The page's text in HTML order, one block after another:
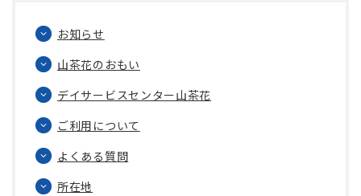
お知らせ
山茶花のおもい
デイサービスセンター山茶花
ご利用について
よくある質問
所在地